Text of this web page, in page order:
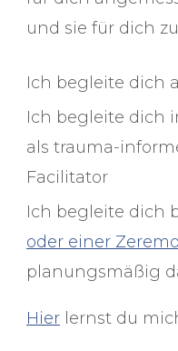
und sie für dich
Ich begleite dich
Ich begleite dich
als trauma-
Facilitator
Ich begleite dich
oder einer
planungsmäßig
Hier lernst du